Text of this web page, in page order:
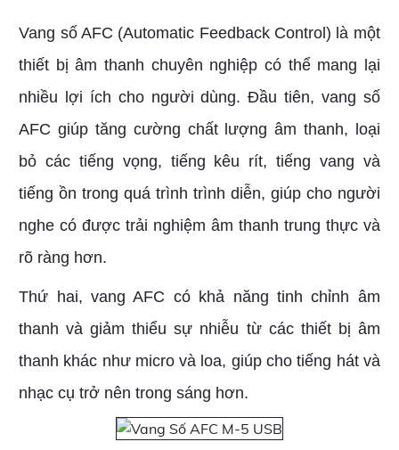
Vang số AFC (Automatic Feedback Control) là một
thiết bị âm thanh chuyên nghiệp có thể mang lại
nhiều lợi ích cho người dùng. Đầu tiên, vang số
AFC giúp tăng cường chất lượng âm thanh, loại
bỏ các tiếng vọng, tiếng kêu rít, tiếng vang và
tiếng ồn trong quá trình trình diễn, giúp cho người
nghe có được trải nghiệm âm thanh trung thực và
rõ ràng hơn.
Thứ hai, vang AFC có khả năng tinh chỉnh âm
thanh và giảm thiểu sự nhiễu từ các thiết bị âm
thanh khác như micro và loa, giúp cho tiếng hát và
nhạc cụ trở nên trong sáng hơn.